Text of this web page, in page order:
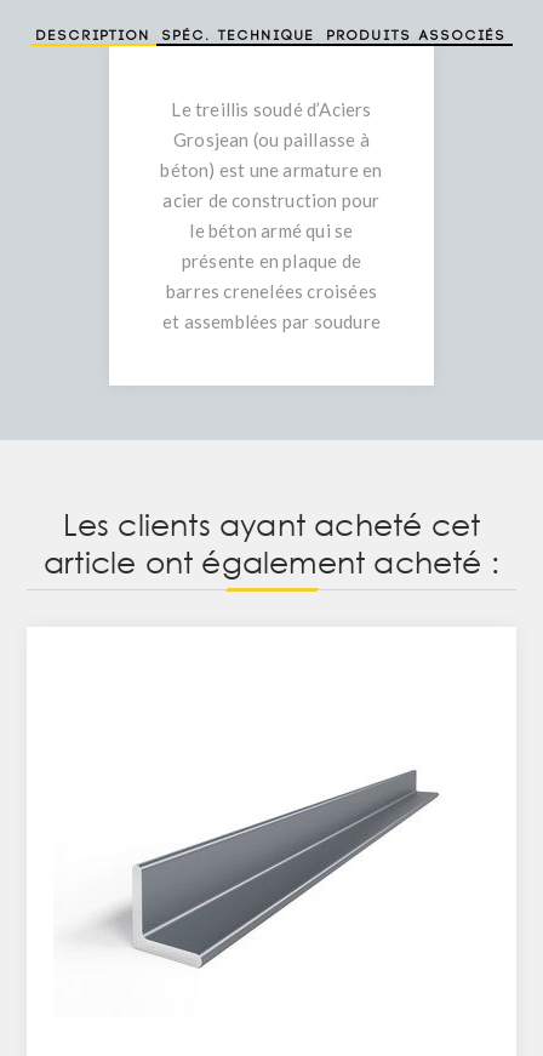
Description Spéc. technique Produits associés
Le treillis soudé d’Aciers
Grosjean (ou paillasse à
béton) est une armature en
acier de construction pour
le béton armé qui se
présente en plaque de
barres crenelées croisées
et assemblées par soudure
Les clients ayant acheté cet
article ont également acheté :